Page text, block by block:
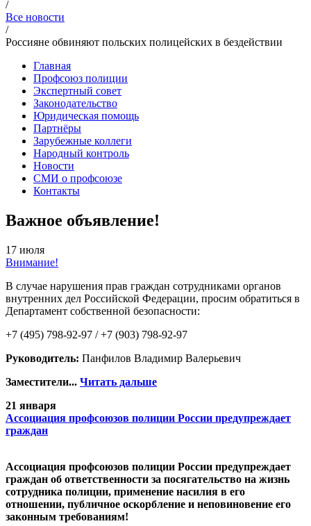
/
Все новости
/
Россияне обвиняют польских полицейских в бездействии
Главная
Профсоюз полиции
Экспертный совет
Законодательство
Юридическая помощь
Партнёры
Зарубежные коллеги
Народный контроль
Новости
СМИ о профсоюзе
Контакты
Важное объявление!
17 июля
Внимание!
В случае нарушения прав граждан сотрудниками органов
внутренних дел Российской Федерации, просим обратиться в
Департамент собственной безопасности:
+7 (495) 798-92-97 / +7 (903) 798-92-97
Руководитель: Панфилов Владимир Валерьевич
Заместители... Читать дальше
21 января
Ассоциация профсоюзов полиции России предупреждает
граждан
Ассоциация профсоюзов полиции России предупреждает
граждан об ответственности за посягательство на жизнь
сотрудника полиции, применение насилия в его
отношении, публичное оскорбление и неповиновение его
законным требованиям!